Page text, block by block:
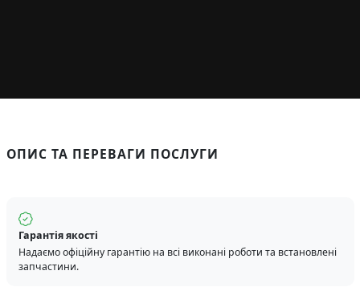
ОПИС ТА ПЕРЕВАГИ ПОСЛУГИ
Гарантія якості
Надаємо офіційну гарантію на всі виконані роботи та встановлені
запчастини.